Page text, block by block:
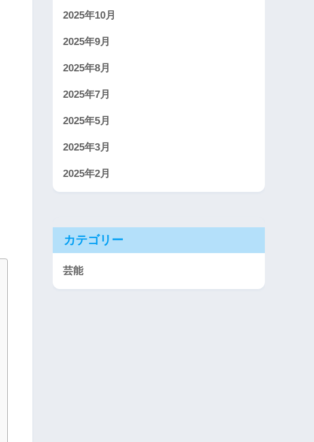
2025年10月
2025年9月
2025年8月
2025年7月
2025年5月
2025年3月
2025年2月
カテゴリー
芸能